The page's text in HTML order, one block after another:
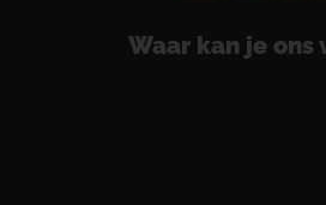
Waar kan je ons